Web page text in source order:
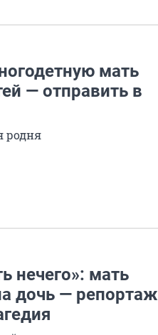
мать
— отправить в
родня
нечего»: мать
дочь — репортаж